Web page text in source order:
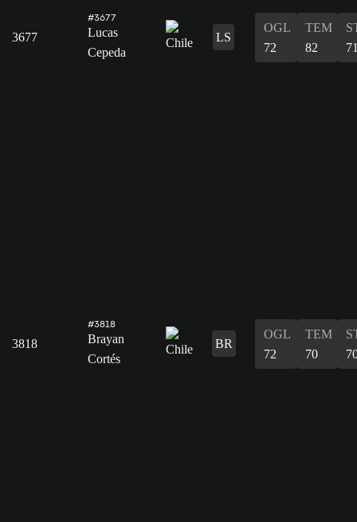
3677
#3677
Lucas
Cepeda
LS
OGL
72
TEM
82
3818
#3818
Brayan
Cortés
BR
OGL
72
TEM
70